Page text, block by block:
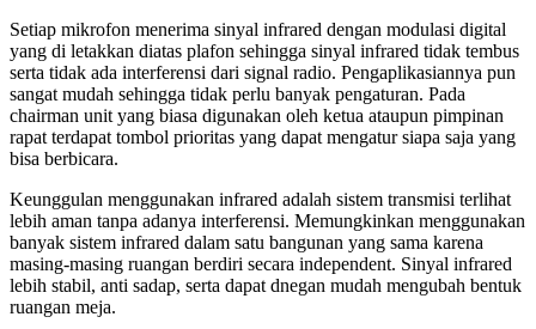
Setiap mikrofon menerima sinyal infrared dengan modulasi digital
yang di letakkan diatas plafon sehingga sinyal infrared tidak tembus
serta tidak ada interferensi dari signal radio. Pengaplikasiannya pun
sangat mudah sehingga tidak perlu banyak pengaturan. Pada
chairman unit yang biasa digunakan oleh ketua ataupun pimpinan
rapat terdapat tombol prioritas yang dapat mengatur siapa saja yang
bisa berbicara.
Keunggulan menggunakan infrared adalah sistem transmisi terlihat
lebih aman tanpa adanya interferensi. Memungkinkan menggunakan
banyak sistem infrared dalam satu bangunan yang sama karena
masing-masing ruangan berdiri secara independent. Sinyal infrared
lebih stabil, anti sadap, serta dapat dnegan mudah mengubah bentuk
ruangan meja.